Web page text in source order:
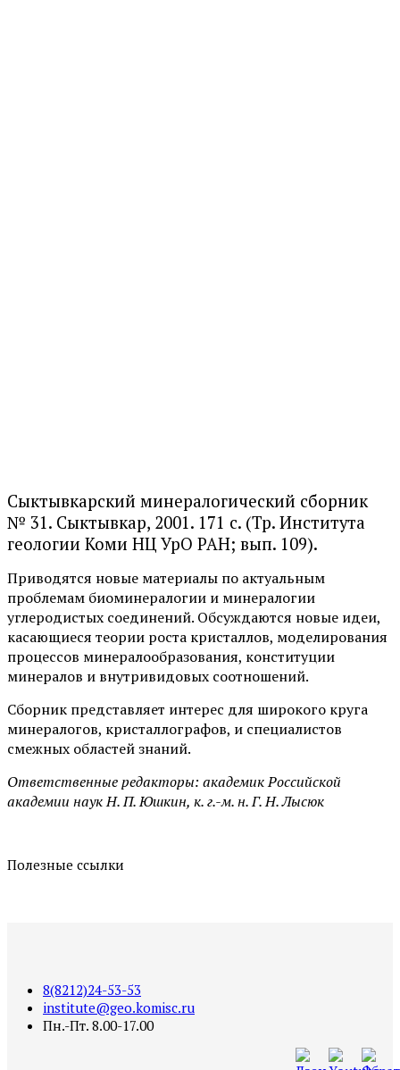
Сыктывкарский минералогический сборник
№ 31. Сыктывкар, 2001. 171 с. (Тр. Института
геологии Коми НЦ УрО РАН; вып. 109).
Приводятся новые материалы по актуальным
проблемам биоминералогии и минералогии
углеродистых соединений. Обсуждаются новые идеи,
касающиеся теории роста кристаллов, моделирования
процессов минералообразования, конституции
минералов и внутривидовых соотношений.
Сборник представляет интерес для широкого круга
минералогов, кристаллографов, и специалистов
смежных областей знаний.
Ответственные редакторы: академик Российской
академии наук Н. П. Юшкин, к. г.-м. н. Г. Н. Лысюк
Полезные ссылки
8(8212)24-53-53
institute@geo.komisc.ru
Пн.-Пт. 8.00-17.00